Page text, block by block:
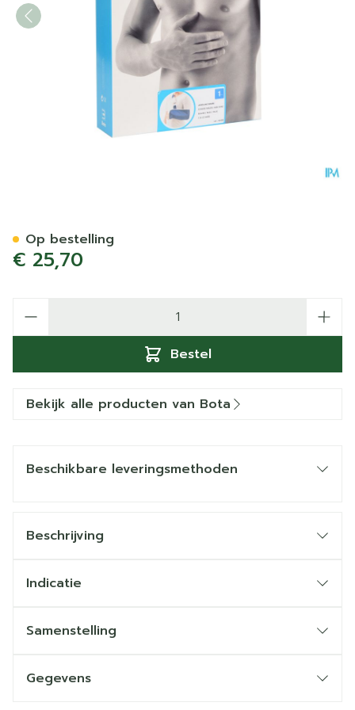
€ 25,70
Bestel
Op bestelling
Bekijk alle producten van Bota
Beschikbare leveringsmethoden
Beschrijving
Indicatie
Samenstelling
Gegevens